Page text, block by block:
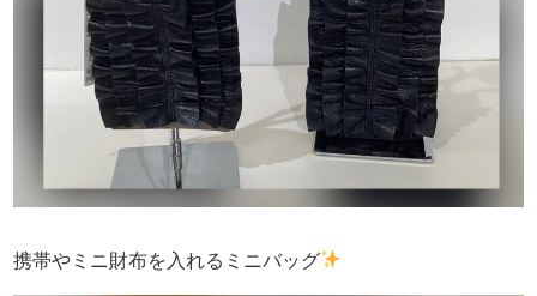
携帯やミニ財布を入れるミニバッグ